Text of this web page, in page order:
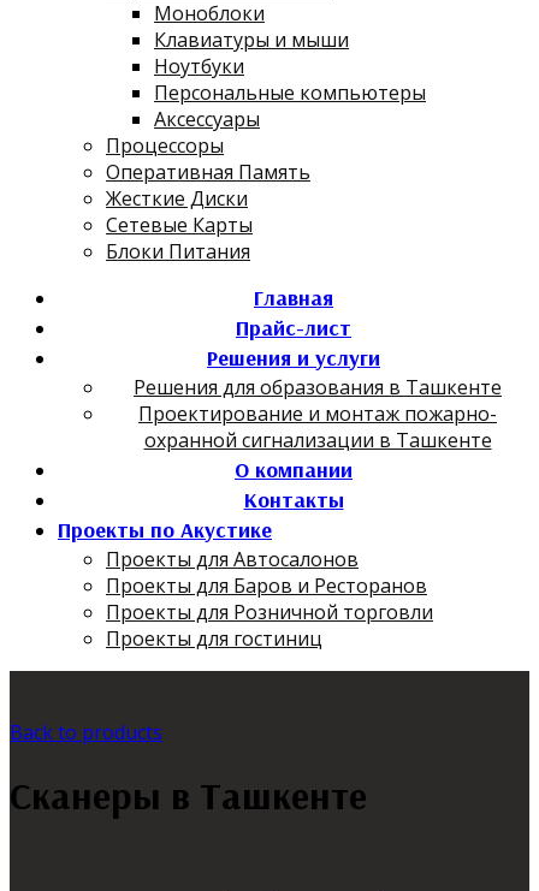
Моноблоки
Клавиатуры и мыши
Ноутбуки
Персональные компьютеры
Аксессуары
Процессоры
Оперативная Память
Жесткие Диски
Сетевые Карты
Блоки Питания
Главная
Прайс-лист
Решения и услуги
Решения для образования в Ташкенте
Проектирование и монтаж пожарно-
охранной сигнализации в Ташкенте
О компании
Контакты
Проекты по Акустике
Проекты для Автосалонов
Проекты для Баров и Ресторанов
Проекты для Розничной торговли
Проекты для гостиниц
Back to products
Сканеры в Ташкенте